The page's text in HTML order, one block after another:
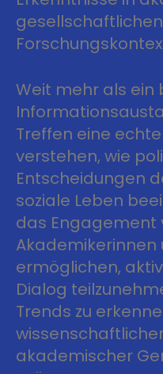
gesellschaftlichen
Weit mehr als ein
Treffen eine
verstehen, wie
Entscheidungen
soziale Leben
das Engagement
Akademikerinnen
ermöglichen,
Dialog
Trends zu
akademischer